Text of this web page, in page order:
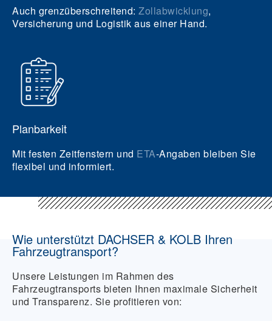
Auch grenzüberschreitend: Zollabwicklung,
Versicherung und Logistik aus einer Hand.
Planbarkeit
Mit festen Zeitfenstern und ETA-Angaben bleiben Sie
flexibel und informiert.
Wie unterstützt DACHSER & KOLB Ihren
Fahrzeugtransport?
Unsere Leistungen im Rahmen des
Fahrzeugtransports bieten Ihnen maximale Sicherheit
und Transparenz. Sie profitieren von: